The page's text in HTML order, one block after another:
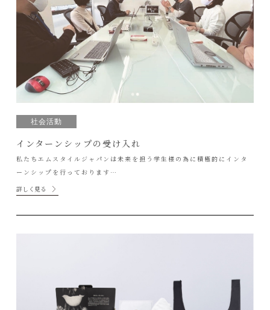
社会活動
インターンシップの受け入れ
私たちエムスタイルジャパンは未来を担う学生様の為に積極的にインタ
ーンシップを行っております…
詳しく見る